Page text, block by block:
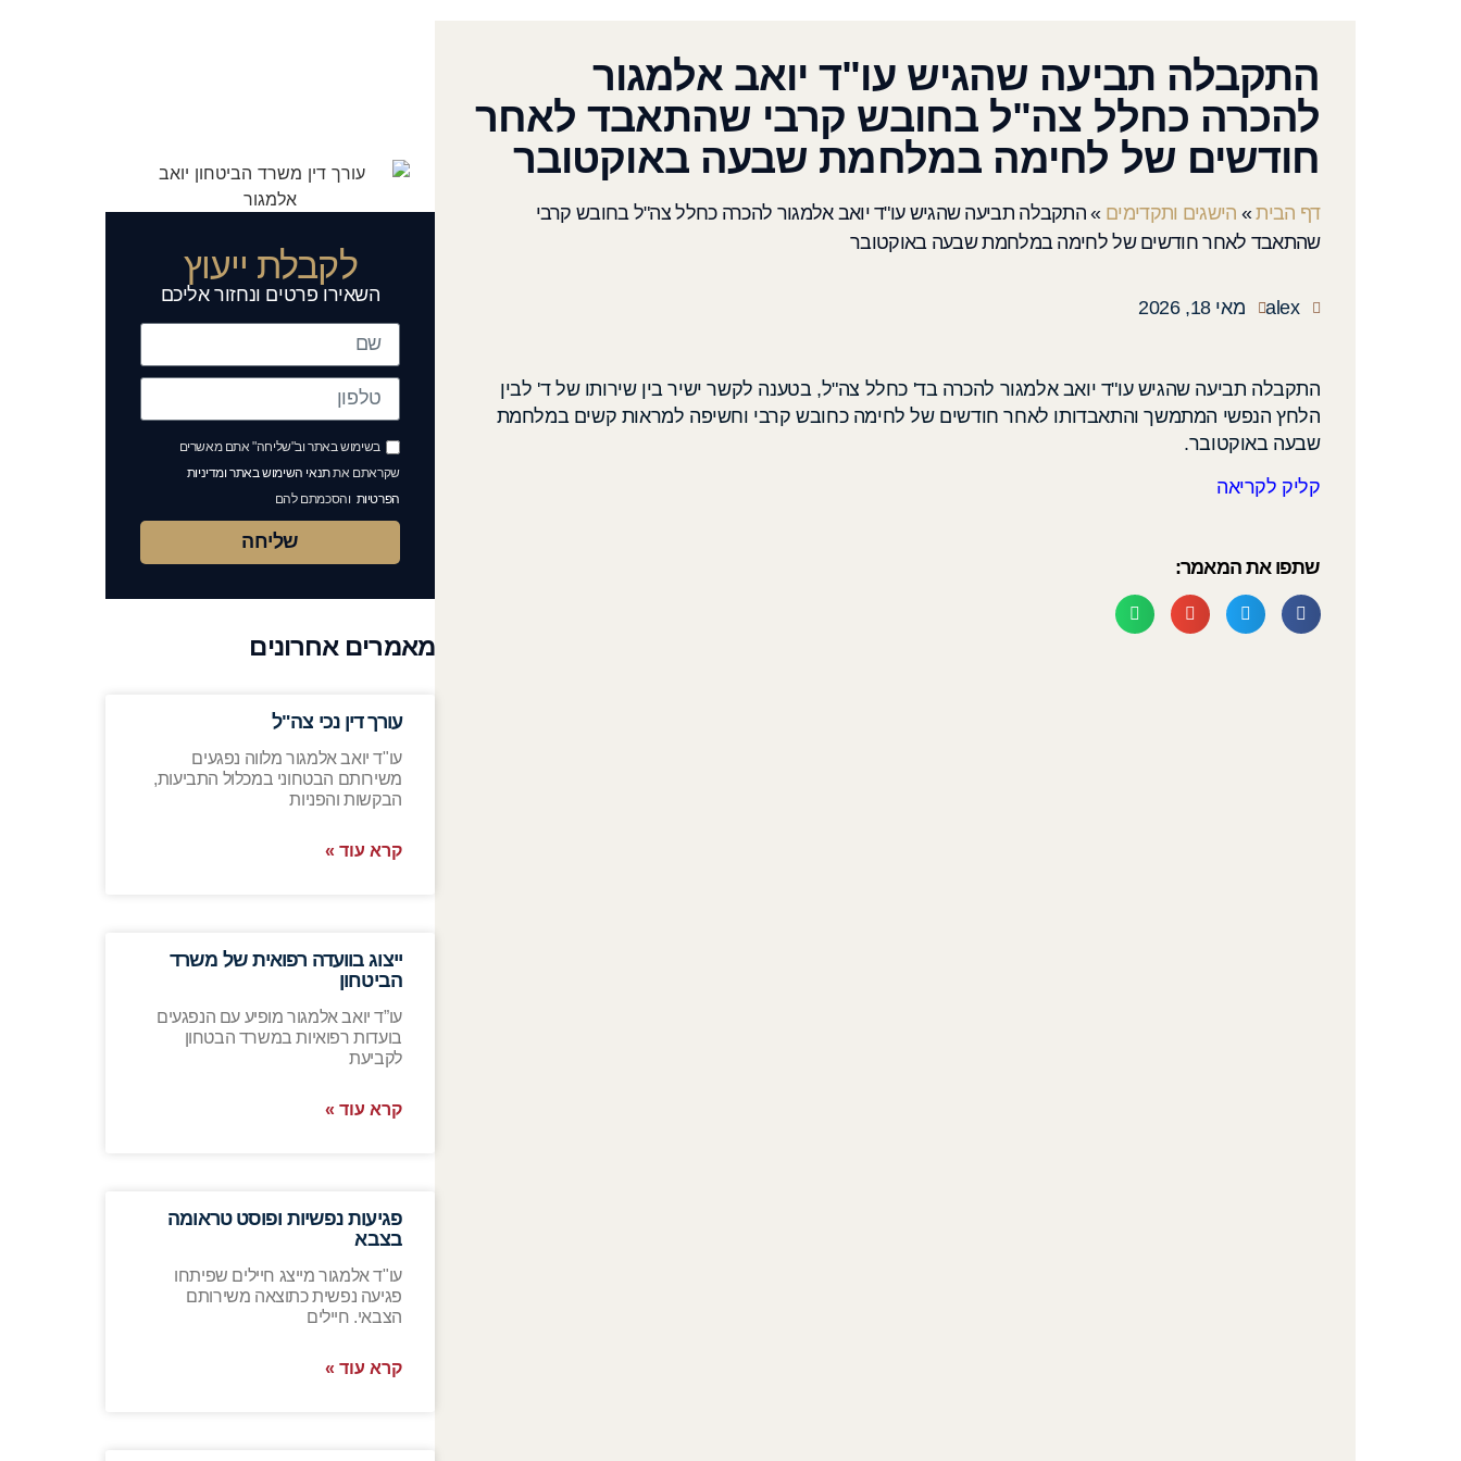
התקבלה תביעה שהגיש עו"ד יואב אלמגור
להכרה כחלל צה"ל בחובש קרבי שהתאבד לאחר
חודשים של לחימה במלחמת שבעה באוקטובר
דף הבית» הישגים ותקדימים » התקבלה תביעה שהגיש עו"ד יואב אלמגור להכרה כחלל צה"ל בחובש קרבי
שהתאבד לאחר חודשים של לחימה במלחמת שבעה באוקטובר
alex מאי 18, 2026
התקבלה תביעה שהגיש עו"ד יואב אלמגור להכרה בד' כחלל צה"ל, בטענה לקשר ישיר בין שירותו של ד' לבין
הלחץ הנפשי המתמשך והתאבדותו לאחר חודשים של לחימה כחובש קרבי וחשיפה למראות קשים במלחמת
שבעה באוקטובר.
קליק לקריאה
שתפו את המאמר:
לקבלת ייעוץ
השאירו פרטים ונחזור אליכם
בשימוש באתר וב"שליחה" אתם מאשרים
שקראתם אתתנאי השימוש באתר ומדיניות
הפרטיות והסכמתם להם
שליחה
מאמרים אחרונים
עורך דין נכי צה"ל
עו"ד יואב אלמגור מלווה נפגעים
משירותם הבטחוני במכלול התביעות,
הבקשות והפניות
קרא עוד »
ייצוג בוועדה רפואית של משרד
הביטחון
עו”ד יואב אלמגור מופיע עם הנפגעים
בועדות רפואיות במשרד הבטחון
לקביעת
קרא עוד »
פגיעות נפשיות ופוסט טראומה
בצבא
עו"ד אלמגור מייצג חיילים שפיתחו
פגיעה נפשית כתוצאה משירותם
הצבאי. חיילים
קרא עוד »